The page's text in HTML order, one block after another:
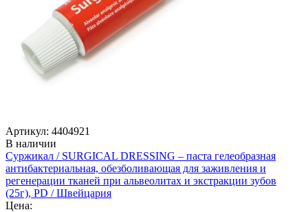
Артикул: 4404921
В наличии
Суржикал / SURGICAL DRESSING – паста гелеобразная
антибактериальная, обезболивающая для заживления и
регенерации тканей при альвеолитах и экстракции зубов
(25г), PD / Швейцария
Цена: